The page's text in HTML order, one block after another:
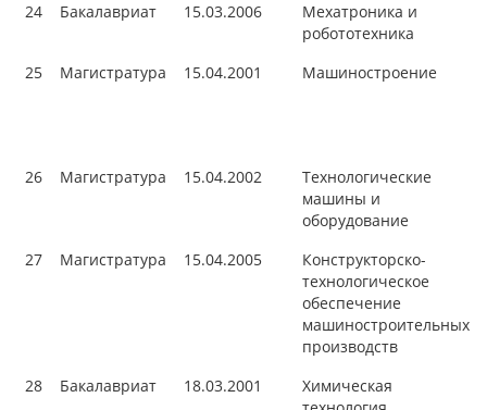
24
Бакалавриат 15.03.2006
Мехатроника и
робототехника
25
Магистратура 15.04.2001 Машиностроение
26 Магистратура 15.04.2002
Технологические
машины и
оборудование
27
Магистратура 15.04.2005
Конструкторско-
технологическое
обеспечение
машиностроительных
производств
28
Бакалавриат 18.03.2001
Химическая